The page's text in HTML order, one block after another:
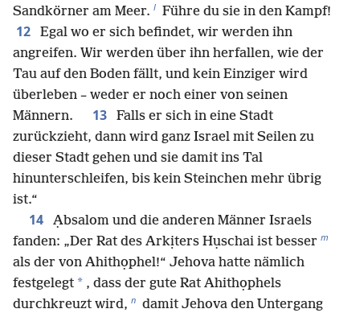
Sandkörner am Meer. l Führe du sie in den Kampf!
12
Egal wo er sich befindet, wir werden ihn
angreifen. Wir werden über ihn herfallen, wie der
Tau auf den Boden fällt, und kein Einziger wird
überleben – weder er noch einer von seinen
Männern.
13
Falls er sich in eine Stadt
zurückzieht, dann wird ganz Israel mit Seilen zu
dieser Stadt gehen und sie damit ins Tal
hinunterschleifen, bis kein Steinchen mehr übrig
ist.“
14
Ạbsalom und die anderen Männer Israels
fanden: „Der Rat des Arkịters Hụschai ist besser m
als der von Ahithọphel!“ Jehova hatte nämlich
festgelegt * , dass der gute Rat Ahithọphels
durchkreuzt wird, n damit Jehova den Untergang